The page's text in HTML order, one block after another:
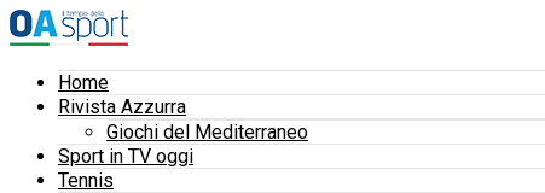
Home
Rivista Azzurra
Giochi del Mediterraneo
Sport in TV oggi
Tennis